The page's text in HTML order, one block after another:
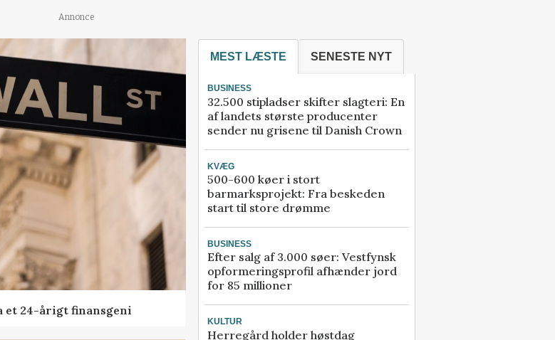
Annonce
et 24-årigt finansgeni
MEST LÆSTE SENESTE NYT
BUSINESS
32.500 stipladser skifter slagteri: En
af landets største producenter
sender nu grisene til Danish Crown
KVÆG
500-600 køer i stort
barmarksprojekt: Fra beskeden
start til store drømme
BUSINESS
Efter salg af 3.000 søer: Vestfynsk
opformeringsprofil afhænder jord
for 85 millioner
KULTUR
Herregård holder høstdag